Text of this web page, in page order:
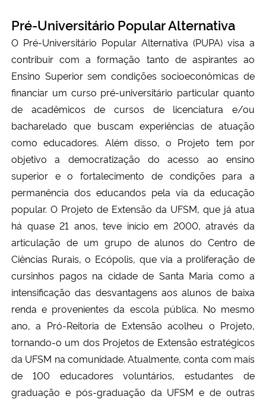
Pré-Universitário Popular Alternativa
O Pré-Universitário Popular Alternativa (PUPA) visa a
contribuir com a formação tanto de aspirantes ao
Ensino Superior sem condições socioeconômicas de
financiar um curso pré-universitário particular quanto
de acadêmicos de cursos de licenciatura e/ou
bacharelado que buscam experiências de atuação
como educadores. Além disso, o Projeto tem por
objetivo a democratização do acesso ao ensino
superior e o fortalecimento de condições para a
permanência dos educandos pela via da educação
popular. O Projeto de Extensão da UFSM, que já atua
há quase 21 anos, teve início em 2000, através da
articulação de um grupo de alunos do Centro de
Ciências Rurais, o Ecópolis, que via a proliferação de
cursinhos pagos na cidade de Santa Maria como a
intensificação das desvantagens aos alunos de baixa
renda e provenientes da escola pública. No mesmo
ano, a Pró-Reitoria de Extensão acolheu o Projeto,
tornando-o um dos Projetos de Extensão estratégicos
da UFSM na comunidade. Atualmente, conta com mais
de 100 educadores voluntários, estudantes de
graduação e pós-graduação da UFSM e de outras